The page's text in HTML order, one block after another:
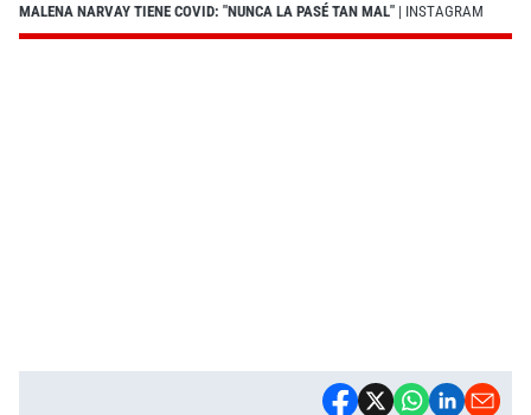
MALENA NARVAY TIENE COVID: "NUNCA LA PASÉ TAN MAL" | INSTAGRAM